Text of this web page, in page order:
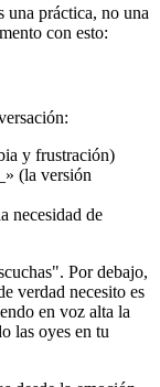
una práctica, no una
con esto:
y frustración)
(la versión
necesidad de
Por debajo,
verdad necesito es
en voz alta la
las oyes en tu